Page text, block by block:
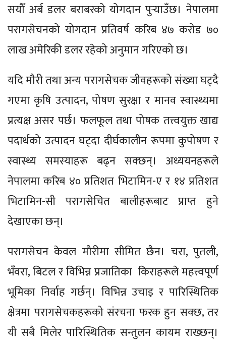
सयौँ अर्ब डलर बराबरको योगदान पुर्‍याउँछ। नेपालमा
परागसेचनको योगदान प्रतिवर्ष करिब ४७ करोड ७०
लाख अमेरिकी डलर रहेको अनुमान गरिएको छ।
यदि मौरी तथा अन्य परागसेचक जीवहरूको संख्या घट्दै
गएमा कृषि उत्पादन, पोषण सुरक्षा र मानव स्वास्थ्यमा
प्रत्यक्ष असर पर्छ। फलफूल तथा पोषक तत्त्वयुक्त खाद्य
पदार्थको उत्पादन घट्दा दीर्घकालीन रूपमा कुपोषण र
स्वास्थ्य समस्याहरू बढ्न सक्छन्। अध्ययनहरूले
नेपालमा करिब ४० प्रतिशत भिटामिन-ए र १४ प्रतिशत
भिटामिन-सी परागसेचित बालीहरूबाट प्राप्त हुने
देखाएका छन्।
परागसेचन केवल मौरीमा सीमित छैन। चरा, पुतली,
भँवरा, बिटल र विभिन्न प्रजातिका किराहरूले महत्त्वपूर्ण
भूमिका निर्वाह गर्छन्। विभिन्न उचाइ र पारिस्थितिक
क्षेत्रमा परागसेचकहरूको संरचना फरक हुन सक्छ, तर
यी सबै मिलेर पारिस्थितिक सन्तुलन कायम राख्छन्।